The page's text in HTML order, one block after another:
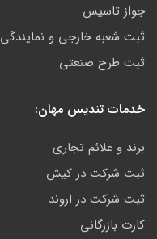
جواز تاسیس
ثبت شعبه خارجی و نمایندگی
ثبت طرح صنعتی
خدمات تندیس مهان:
برند و علائم تجاری
ثبت شرکت در کیش
ثبت شرکت در اروند
کارت بازرگانی